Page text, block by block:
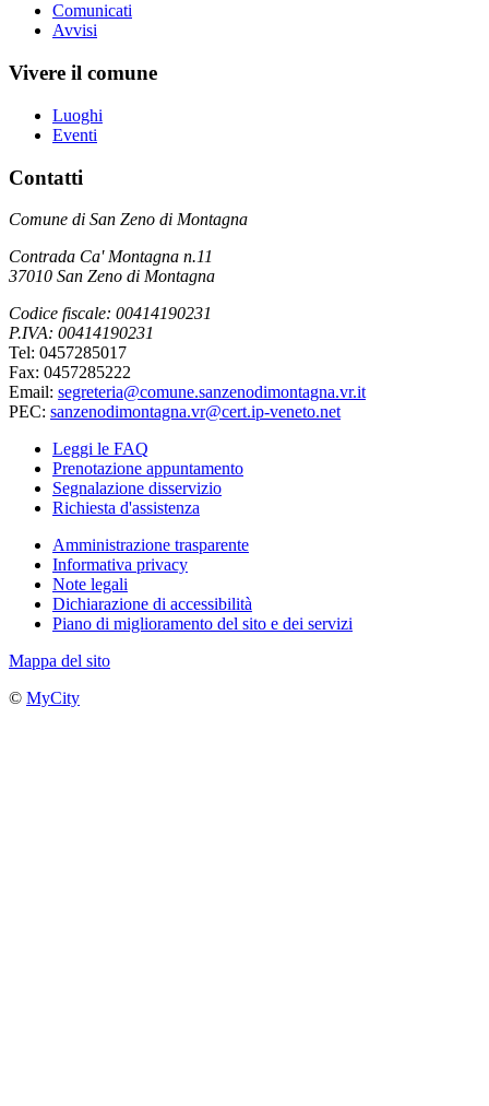
Comunicati
Avvisi
Vivere il comune
Luoghi
Eventi
Contatti
Comune di San Zeno di Montagna
Contrada Ca' Montagna n.11
37010 San Zeno di Montagna
Codice fiscale: 00414190231
P.IVA: 00414190231
Tel: 0457285017
Fax: 0457285222
Email: segreteria@comune.sanzenodimontagna.vr.it
PEC: sanzenodimontagna.vr@cert.ip-veneto.net
Leggi le FAQ
Prenotazione appuntamento
Segnalazione disservizio
Richiesta d'assistenza
Amministrazione trasparente
Informativa privacy
Note legali
Dichiarazione di accessibilità
Piano di miglioramento del sito e dei servizi
Mappa del sito
© MyCity